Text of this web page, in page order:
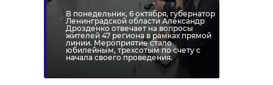
В понедельник, 6 октября, губернатор
Ленинградской области Александр
Дрозденко отвечает на вопросы
жителей 47 региона в рамках прямой
линии. Мероприятие стало
юбилейным, трехсотым по счету с
начала своего проведения.